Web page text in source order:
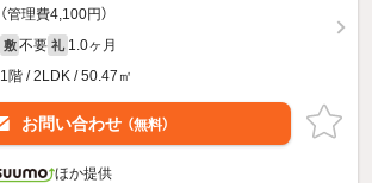
（管理費4,100円）
敷 不要 礼 1.0ヶ月
1階 / 2LDK / 50.47㎡
お問い合わせ （無料）
ほか提供